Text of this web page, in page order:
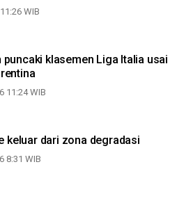
WIB
puncaki klasemen Liga Italia usai
11:24 WIB
keluar dari zona degradasi
8:31 WIB